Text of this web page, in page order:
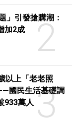
2
」引發搶購潮：
加2成
3
以上「老老照
國民生活基礎調
933萬人